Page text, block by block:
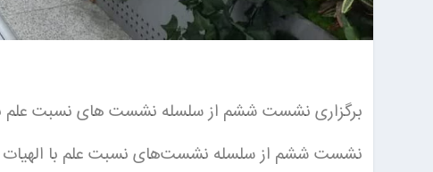
برگزاری نشست ششم از سلسله نشست های نسبت علم
نشست ششم از سلسله نشست‌های نسبت علم با الهیات و